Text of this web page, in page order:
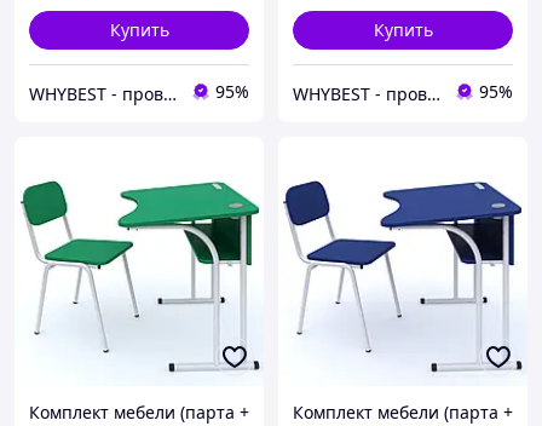
Купить
WHYBEST - проверенные товар по честным ценам 95%
Купить
WHYBEST - проверенные товар по честным ценам 95%
Комплект мебели (парта +
Комплект мебели (парта +